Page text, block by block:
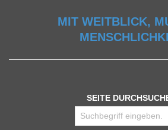
MIT WEITBLICK,
SEITE